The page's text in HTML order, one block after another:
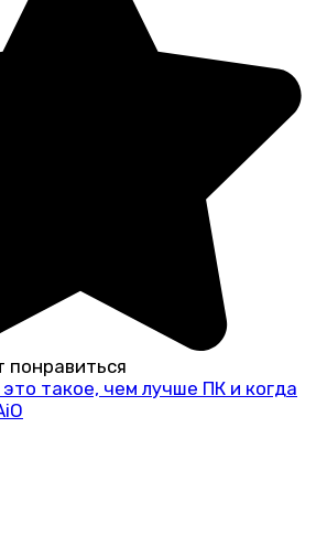
такое, чем лучше ПК и когда